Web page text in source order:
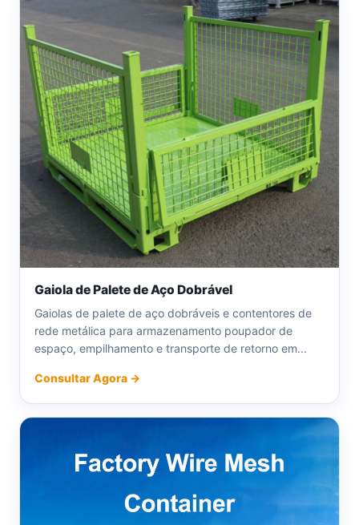
Gaiola de Palete de Aço Dobrável
Gaiolas de palete de aço dobráveis e contentores de
rede metálica para armazenamento poupador de
espaço, empilhamento e transporte de retorno em...
Consultar Agora →